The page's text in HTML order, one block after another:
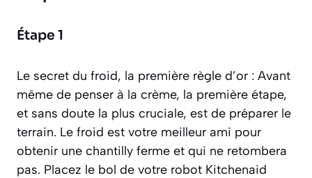
Étape 1
Le secret du froid, la première règle d’or : Avant
même de penser à la crème, la première étape,
et sans doute la plus cruciale, est de préparer le
terrain. Le froid est votre meilleur ami pour
obtenir une chantilly ferme et qui ne retombera
pas. Placez le bol de votre robot Kitchenaid